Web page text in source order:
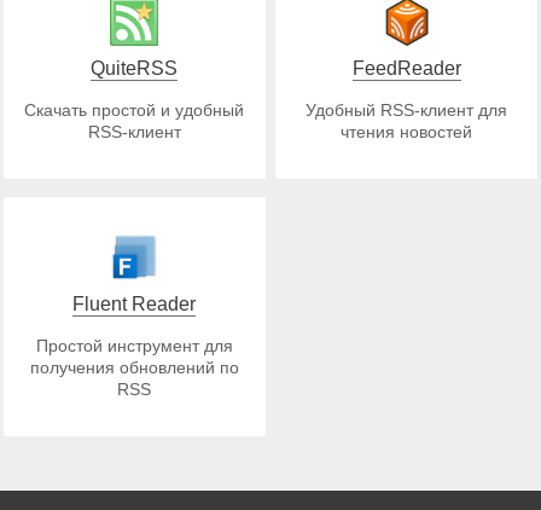
QuiteRSS
Скачать простой и удобный
RSS-клиент
FeedReader
Удобный RSS-клиент для
чтения новостей
Fluent Reader
Простой инструмент для
получения обновлений по
RSS